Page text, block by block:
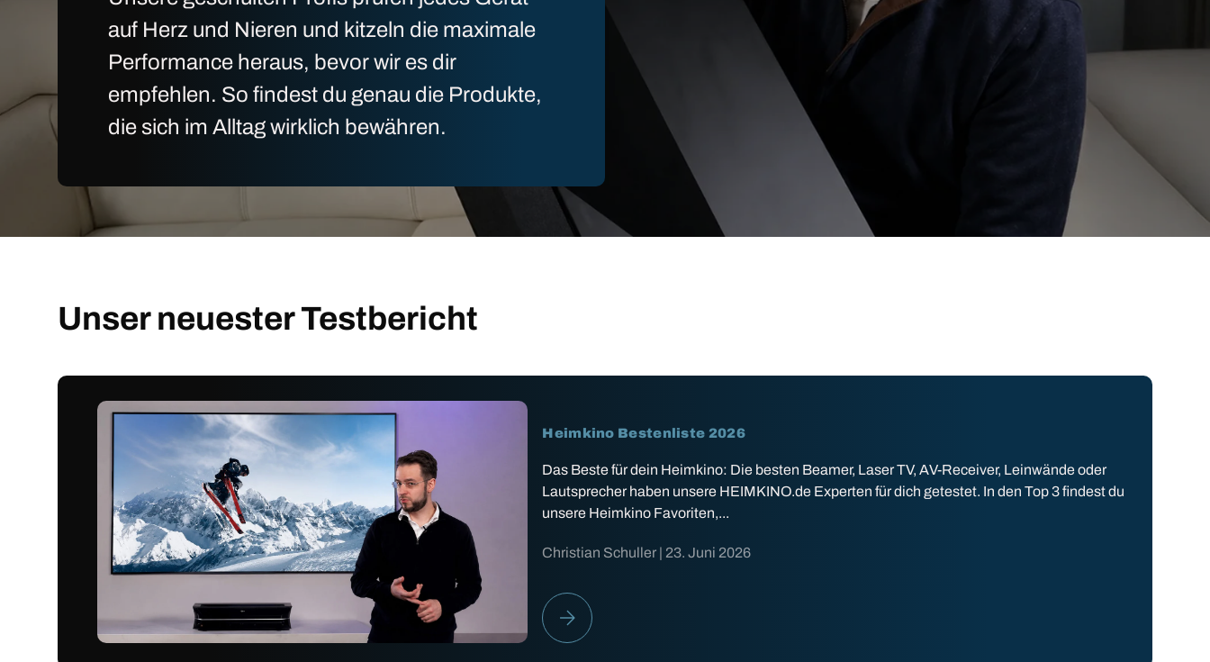
auf Herz und Nieren und kitzeln die maximale
Performance heraus, bevor wir es dir
empfehlen. So findest du genau die Produkte,
die sich im Alltag wirklich bewähren.
Unser neuester Testbericht
Heimkino Bestenliste 2026
Das Beste für dein Heimkino: Die besten Beamer, Laser TV, AV-Receiver, Leinwände oder
Lautsprecher haben unsere HEIMKINO.de Experten für dich getestet. In den Top 3 findest du
unsere Heimkino Favoriten,...
Christian Schuller | 23. Juni 2026
HEIMKINO BESTENLISTE 2026